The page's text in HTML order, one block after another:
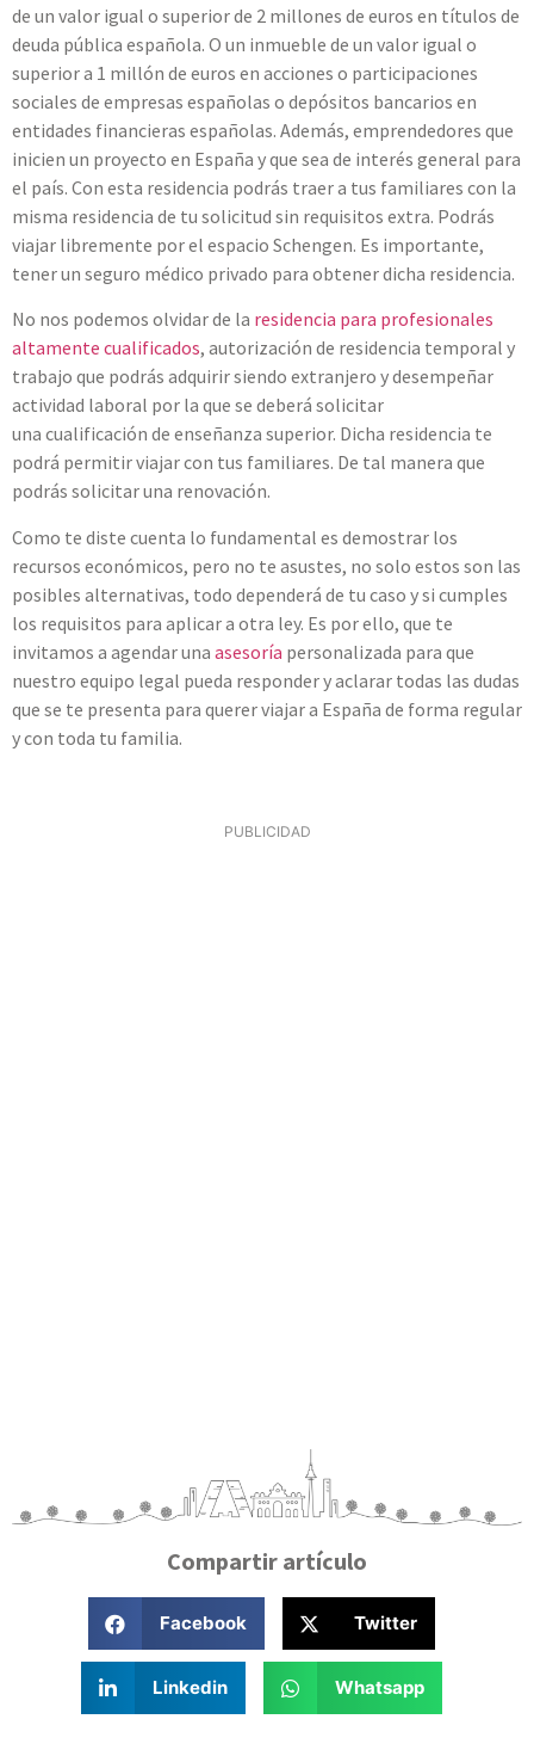
de un valor igual o superior de 2 millones de euros en títulos de
deuda pública española. O un inmueble de un valor igual o
superior a 1 millón de euros en acciones o participaciones
sociales de empresas españolas o depósitos bancarios en
entidades financieras españolas. Además, emprendedores que
inicien un proyecto en España y que sea de interés general para
el país. Con esta residencia podrás traer a tus familiares con la
misma residencia de tu solicitud sin requisitos extra. Podrás
viajar libremente por el espacio Schengen. Es importante,
tener un seguro médico privado para obtener dicha residencia.
No nos podemos olvidar de la residencia para profesionales
altamente cualificados, autorización de residencia temporal y
trabajo que podrás adquirir siendo extranjero y desempeñar
actividad laboral por la que se deberá solicitar
una cualificación de enseñanza superior. Dicha residencia te
podrá permitir viajar con tus familiares. De tal manera que
podrás solicitar una renovación.
Como te diste cuenta lo fundamental es demostrar los
recursos económicos, pero no te asustes, no solo estos son las
posibles alternativas, todo dependerá de tu caso y si cumples
los requisitos para aplicar a otra ley. Es por ello, que te
invitamos a agendar una asesoría personalizada para que
nuestro equipo legal pueda responder y aclarar todas las dudas
que se te presenta para querer viajar a España de forma regular
y con toda tu familia.
PUBLICIDAD
Compartir artículo
Facebook Twitter
Linkedin Whatsapp